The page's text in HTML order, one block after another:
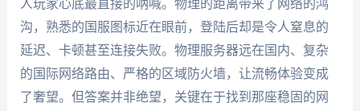
人玩家心底最直接的呐喊。物理的距离带来了网络的鸿
沟，熟悉的国服图标近在眼前，登陆后却是令人窒息的
延迟、卡顿甚至连接失败。物理服务器远在国内、复杂
的国际网络路由、严格的区域防火墙，让流畅体验变成
了奢望。但答案并非绝望，关键在于找到那座稳固的网